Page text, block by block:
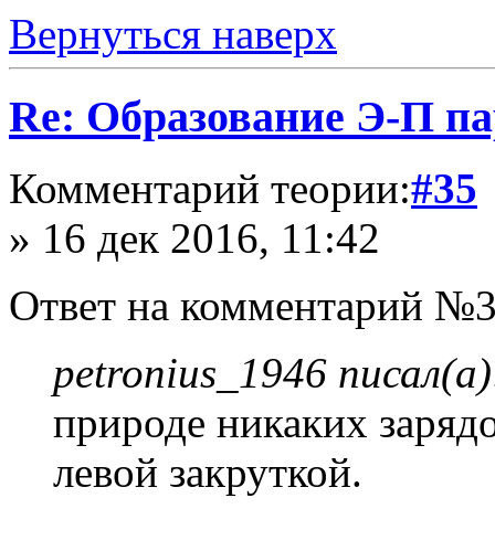
Вернуться наверх
Re: Образование Э-П
Комментарий теории:#35
» 16 дек 2016, 11:42
Ответ на комментарий
petronius_1946
природе никаких
левой закруткой.